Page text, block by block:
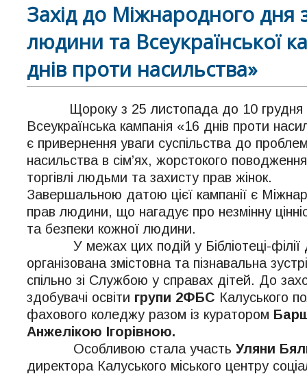
Захід до Міжнародного дня
людини та Всеукраїнської
днів проти насильства»
Щороку з 25 листопада до 10 грудня в
Всеукраїнська кампанія «16 днів проти
є привернення уваги суспільства до
насильства в сім’ях, жорстокого
торгівлі людьми та захисту прав жінок.
Завершальною датою цієї кампанії є
прав людини, що нагадує про незмінну
та безпеки кожної людини.
У межах цих подій у Бібліотеці-філії
організована змістовна та пізнавальна
спільно зі Службою у справах дітей. До
здобувачі освіти групи 2ФБС Калуського
фахового коледжу разом із куратором
Анжелікою Ігорівною.
Особливою стала участь Уляни
директора Калуського міського центру